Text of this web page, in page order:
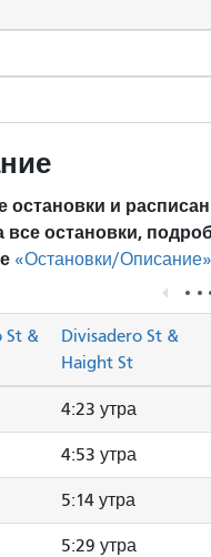
и
остановки,
«Остановки/Описание»
St &
Divisadero St &
Haight St
4:23 утра
4:53 утра
5:14 утра
5:29 утра